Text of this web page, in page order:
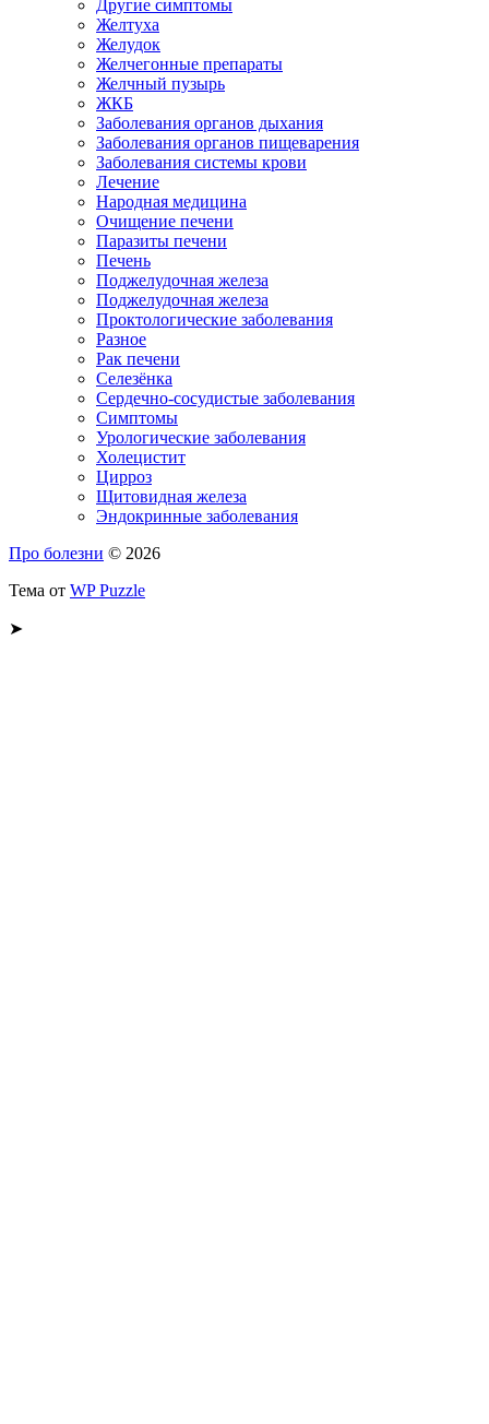
Другие симптомы
Желтуха
Желудок
Желчегонные препараты
Желчный пузырь
ЖКБ
Заболевания органов дыхания
Заболевания органов пищеварения
Заболевания системы крови
Лечение
Народная медицина
Очищение печени
Паразиты печени
Печень
Поджелудочная железа
Поджелудочная железа
Проктологические заболевания
Разное
Рак печени
Селезёнка
Сердечно-сосудистые заболевания
Симптомы
Урологические заболевания
Холецистит
Цирроз
Щитовидная железа
Эндокринные заболевания
Про болезни © 2026
Тема от WP Puzzle
➤